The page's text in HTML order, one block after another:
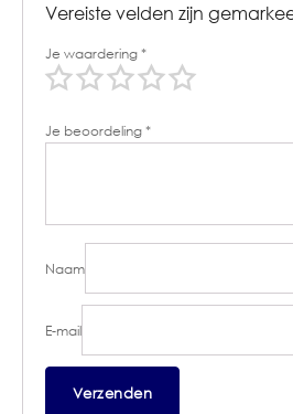
Vereiste velden zijn
Je waardering*
Je beoordeling*
Naam
E-mail